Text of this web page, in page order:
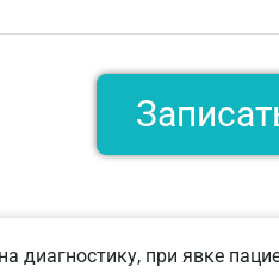
диагностику, при явке